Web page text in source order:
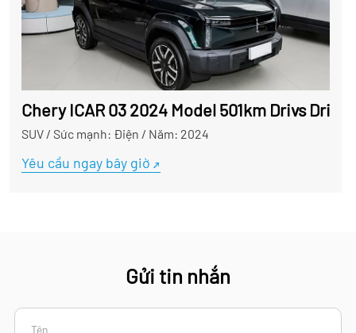
Chery ICAR 03 2024 Model 501km Drivs Drivs
SUV/ Sức mạnh: Điện / Năm: 2024
Yêu cầu ngay bây giờ
Gửi tin nhắn